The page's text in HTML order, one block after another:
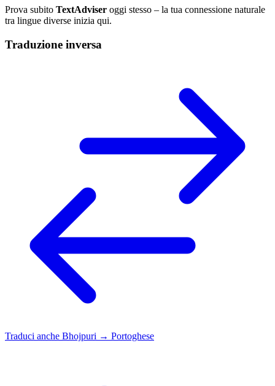
Prova subito TextAdviser oggi stesso – la tua connessione naturale
tra lingue diverse inizia qui.
Traduzione inversa
Traduci anche Bhojpuri → Portoghese